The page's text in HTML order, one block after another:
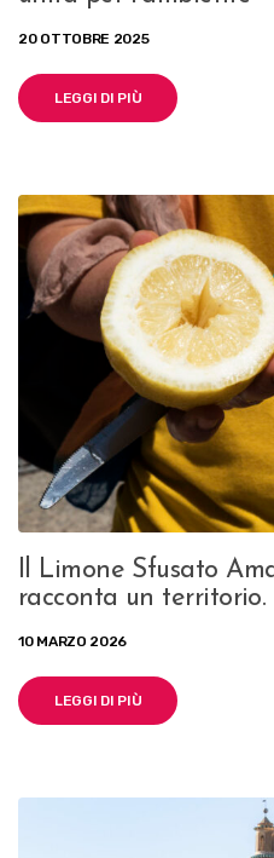
20 OTTOBRE 2025
LEGGI DI PIÙ
Il Limone Sfusato
racconta un territorio.
10 MARZO 2026
LEGGI DI PIÙ